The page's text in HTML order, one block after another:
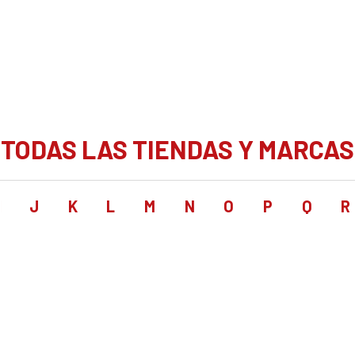
TODAS LAS TIENDAS Y MARCAS
J K L M N O P Q R